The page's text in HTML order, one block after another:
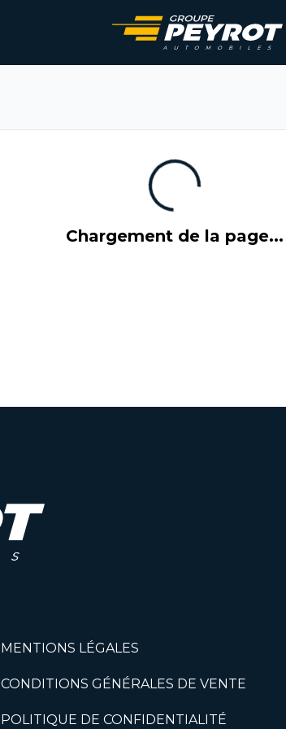
Chargement de la page...
MENTIONS LÉGALES
CONDITIONS GÉNÉRALES DE VENTE
POLITIQUE DE CONFIDENTIALITÉ